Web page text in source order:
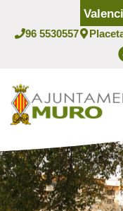
contingut
96 5530557